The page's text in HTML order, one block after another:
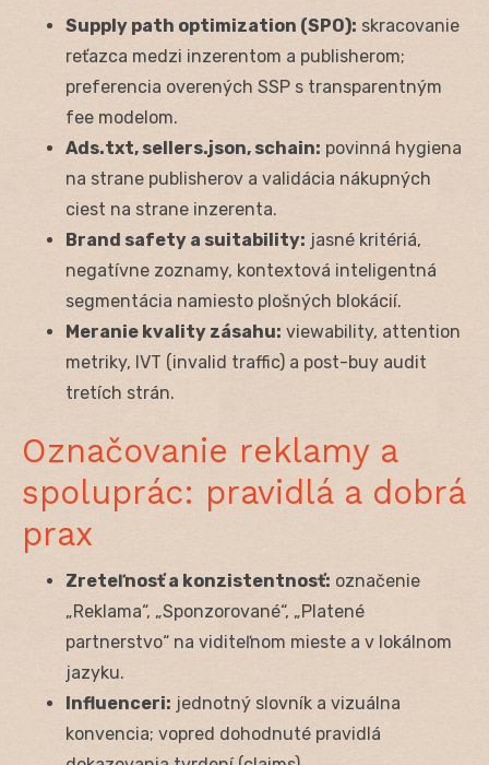
Supply path optimization (SPO): skracovanie
reťazca medzi inzerentom a publisherom;
preferencia overených SSP s transparentným
fee modelom.
Ads.txt, sellers.json, schain: povinná hygiena
na strane publisherov a validácia nákupných
ciest na strane inzerenta.
Brand safety a suitability: jasné kritériá,
negatívne zoznamy, kontextová inteligentná
segmentácia namiesto plošných blokácií.
Meranie kvality zásahu: viewability, attention
metriky, IVT (invalid traffic) a post-buy audit
tretích strán.
Označovanie reklamy a
spoluprác: pravidlá a dobrá
prax
Zreteľnosť a konzistentnosť: označenie
„Reklama“, „Sponzorované“, „Platené
partnerstvo“ na viditeľnom mieste a v lokálnom
jazyku.
Influenceri: jednotný slovník a vizuálna
konvencia; vopred dohodnuté pravidlá